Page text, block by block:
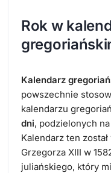
Rok w
Kalendarz
powszechnie
kalendarzu
dni, podzielonych
Kalendarz ten
Grzegorza XIII w
juliańskiego, który